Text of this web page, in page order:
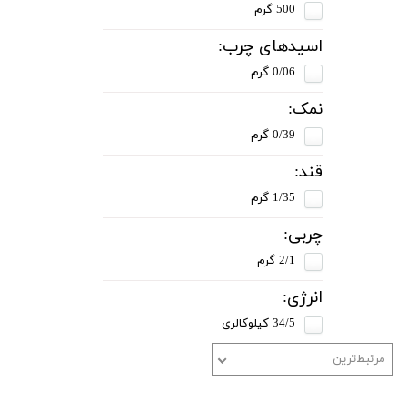
500 گرم
اسیدهای چرب:
0/06 گرم
نمک:
0/39 گرم
قند:
1/35 گرم
چربی:
2/1 گرم
انرژی:
34/5 کیلوکالری
مرتبط‌ترین